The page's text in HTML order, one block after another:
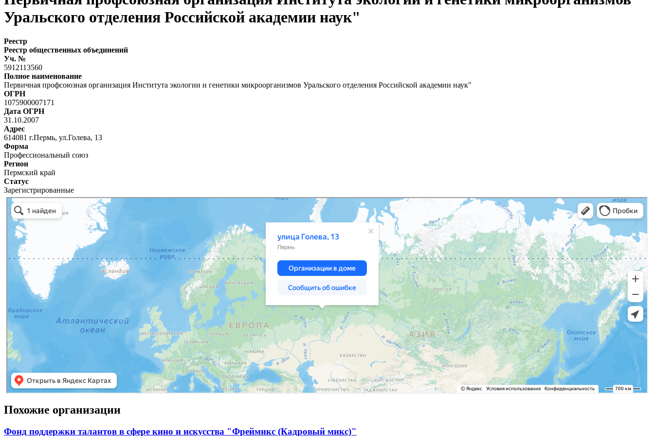
Уральского отделения Российской академии наук"
Реестр
Реестр общественных объединений
Уч. №
5912113560
Полное наименование
Первичная профсоюзная организация Института экологии и генетики микроорганизмов Уральского отделения Российской академии наук"
ОГРН
1075900007171
Дата ОГРН
31.10.2007
Адрес
614081 г.Пермь, ул.Голева, 13
Форма
Профессиональный союз
Регион
Пермский край
Статус
Зарегистрированные
Похожие организации
Фонд поддержки талантов в сфере кино и искусства "Фреймикс (Кадровый микс)"